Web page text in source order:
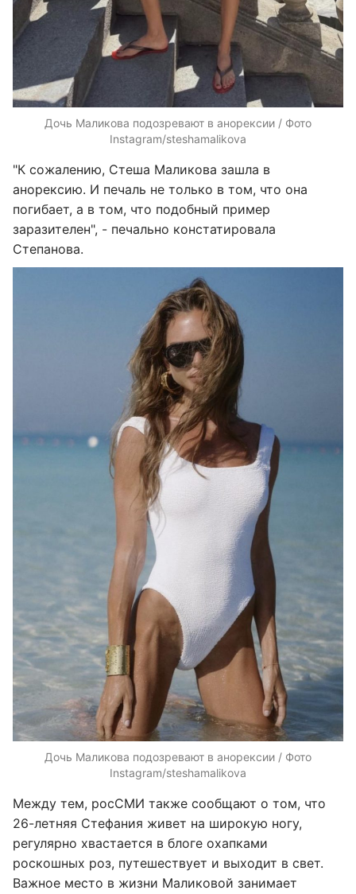
Дочь Маликова подозревают в анорексии / Фото
Instagram/steshamalikova
"К сожалению, Стеша Маликова зашла в
анорексию. И печаль не только в том, что она
погибает, а в том, что подобный пример
заразителен", - печально констатировала
Степанова.
Дочь Маликова подозревают в анорексии / Фото
Instagram/steshamalikova
Между тем, росСМИ также сообщают о том, что
26-летняя Стефания живет на широкую ногу,
регулярно хвастается в блоге охапками
роскошных роз, путешествует и выходит в свет.
Важное место в жизни Маликовой занимает